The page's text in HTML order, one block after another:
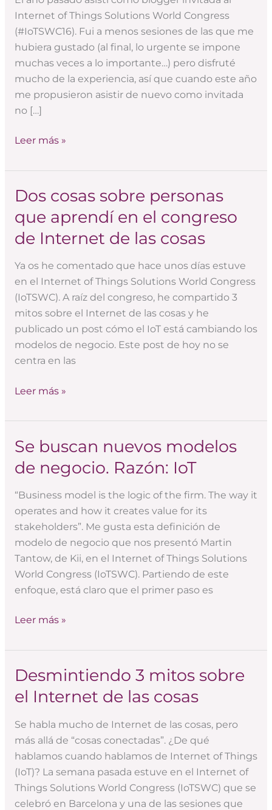
Internet of Things Solutions World Congress
(#IoTSWC16). Fui a menos sesiones de las que me
hubiera gustado (al final, lo urgente se impone
muchas veces a lo importante…) pero disfruté
mucho de la experiencia, así que cuando este año
me propusieron asistir de nuevo como invitada
no […]
del
IOT
Congress
#IOTSWC17
Leer más »
Dos cosas sobre personas
que aprendí en el congreso
de Internet de las cosas
Ya os he comentado que hace unos días estuve
en el Internet of Things Solutions World Congress
(IoTSWC). A raíz del congreso, he compartido 3
mitos sobre el Internet de las cosas y he
publicado un post cómo el IoT está cambiando los
modelos de negocio. Este post de hoy no se
centra en las
Dos
sobre
personas
aprendí
en
el
congreso
de
Internet
de
cosas
Leer más »
Se buscan nuevos modelos
de negocio. Razón: IoT
“Business model is the logic of the firm. The way it
operates and how it creates value for its
stakeholders”. Me gusta esta definición de
modelo de negocio que nos presentó Martin
Tantow, de Kii, en el Internet of Things Solutions
World Congress (IoTSWC). Partiendo de este
enfoque, está claro que el primer paso es
Se
nuevos
modelos
negocio.
Razón:
IoT
Leer más »
Desmintiendo 3 mitos sobre
el Internet de las cosas
Se habla mucho de Internet de las cosas, pero
más allá de “cosas conectadas”. ¿De qué
hablamos cuando hablamos de Internet of Things
(IoT)? La semana pasada estuve en el Internet of
Things Solutions World Congress (IoTSWC) que se
celebró en Barcelona y una de las sesiones que
Desmintiendo
mitos
sobre
Internet
de
las
cosas